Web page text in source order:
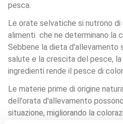
pesca.
Le orate selvatiche si nutrono di
alimenti  che ne determinano la
Sebbene la dieta d'allevamento
salute e la crescita del pesce, la
ingredienti rende il pesce di
Le materie prime di origine
dell'orata d'allevamento
situazione, migliorando la